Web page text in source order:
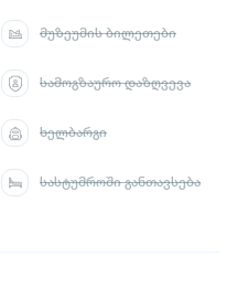
მუზეუმის ბილეთები
სამოგზაურო დაზღვევა
ხელბარგი
სასტუმროში განთავსება